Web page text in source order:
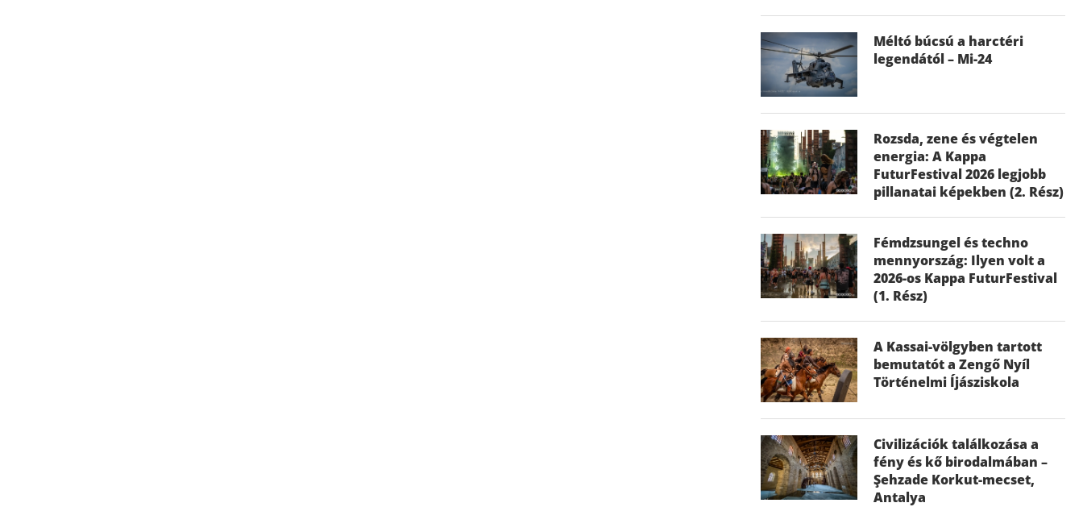
Méltó búcsú a harctéri
legendától – Mi-24
Rozsda, zene és végtelen
energia: A Kappa
FuturFestival 2026 legjobb
pillanatai képekben (2. Rész)
Fémdzsungel és techno
mennyország: Ilyen volt a
2026-os Kappa FuturFestival
(1. Rész)
A Kassai-völgyben tartott
bemutatót a Zengő Nyíl
Történelmi Íjásziskola
Civilizációk találkozása a
fény és kő birodalmában –
Şehzade Korkut-mecset,
Antalya